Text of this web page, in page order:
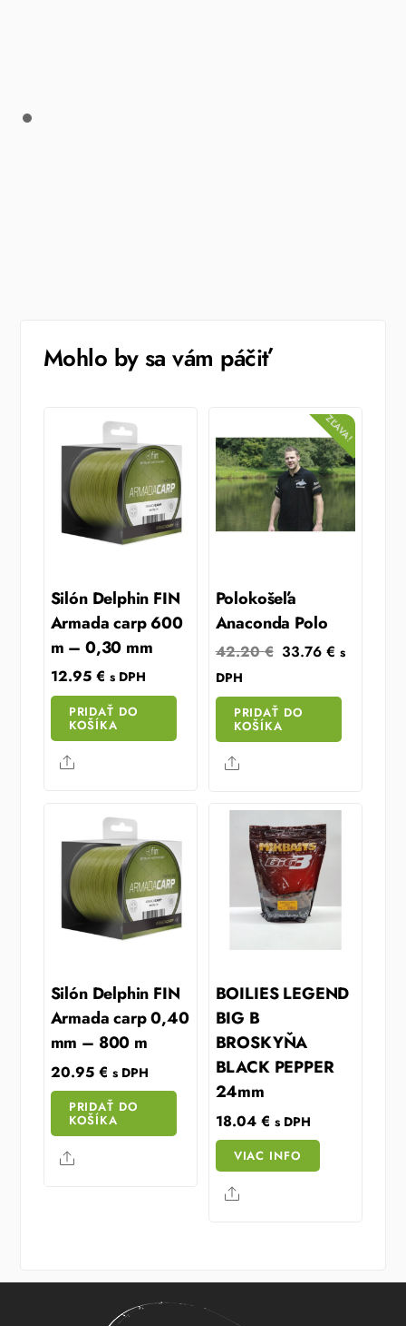
Mohlo by sa vám páčiť
Silón Delphin FIN
Armada carp 600
m – 0,30 mm
12.95 € s DPH
PRIDAŤ DO
KOŠÍKA
Share
ZĽAVA!
Polokošeľa
Anaconda Polo
42.20€ Original
was:
42.20 €.
33.76€ Current
is:
s
DPH
PRIDAŤ DO
KOŠÍKA
Share
Silón Delphin FIN
Armada carp 0,40
mm – 800 m
20.95 € s DPH
PRIDAŤ DO
KOŠÍKA
Share
BOILIES LEGEND
BIG B
BROSKYŇA
BLACK PEPPER
24mm
18.04 € s DPH
VIAC INFO
Share